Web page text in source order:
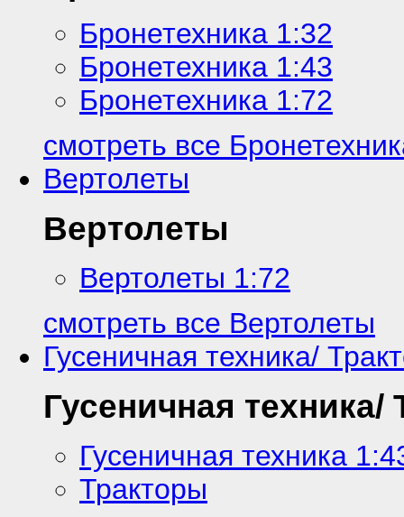
Бронетехника 1:32
Бронетехника 1:43
Бронетехника 1:72
смотреть все
Вертолеты
Вертолеты
Вертолеты 1:72
смотреть все Вертолеты
Гусеничная техника/
Гусеничная техника/
Гусеничная техника
Тракторы